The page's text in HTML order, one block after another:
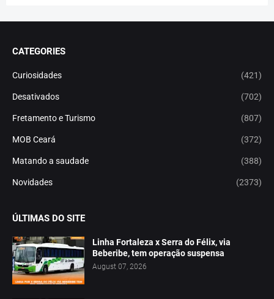
CATEGORIES
Curiosidades (421)
Desativados (702)
Fretamento e Turismo (807)
MOB Ceará (372)
Matando a saudade (388)
Novidades (2373)
ÚLTIMAS DO SITE
Linha Fortaleza x Serra do Félix, via
Beberibe, tem operação suspensa
August 07, 2026